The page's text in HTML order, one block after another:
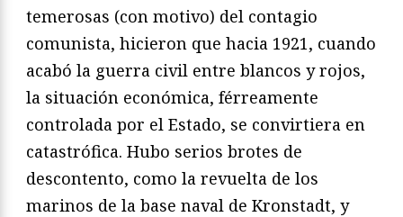
temerosas (con motivo) del contagio
comunista, hicieron que hacia 1921, cuando
acabó la guerra civil entre blancos y rojos,
la situación económica, férreamente
controlada por el Estado, se convirtiera en
catastrófica. Hubo serios brotes de
descontento, como la revuelta de los
marinos de la base naval de Kronstadt, y